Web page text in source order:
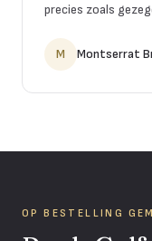
precies zoals
M Montserrat
OP BESTELLING